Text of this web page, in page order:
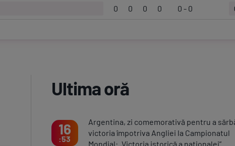
0 0 0 0 0 - 0
Ultima oră
16
53
Argentina, zi comemorativă pentru a
victoria împotriva Angliei la Campionatul
Mondial: „Victoria istorică a naționalei”